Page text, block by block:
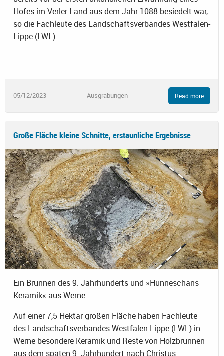
Hofes im Verler Land aus dem Jahr 1088 besiedelt war,
so die Fachleute des Landschaftsverbandes Westfalen-
Lippe (LWL)
05/12/2023 Ausgrabungen Read more
Große Fläche kleine Schnitte, erstaunliche Ergebnisse
Ein Brunnen des 9. Jahrhunderts und »Hunneschans
Keramik« aus Werne
Auf einer 7,5 Hektar großen Fläche haben Fachleute
des Landschaftsverbandes Westfalen Lippe (LWL) in
Werne besondere Keramik und Reste von Holzbrunnen
aus dem späten 9. Jahrhundert nach Christus